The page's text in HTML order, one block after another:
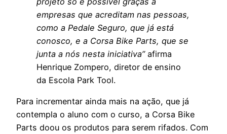
empresas que acreditam nas pessoas,
como a Pedale Seguro, que já está
conosco, e a Corsa Bike Parts, que se
junta a nós nesta iniciativa”afirma
Henrique Zompero, diretor de ensino
da Escola Park Tool.
Para incrementar ainda mais na ação, que já
contempla o aluno com o curso, a Corsa Bike
Parts doou os produtos para serem rifados. Com